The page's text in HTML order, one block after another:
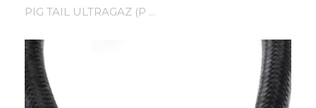
PIG TAIL ULTRAGAZ (P ...